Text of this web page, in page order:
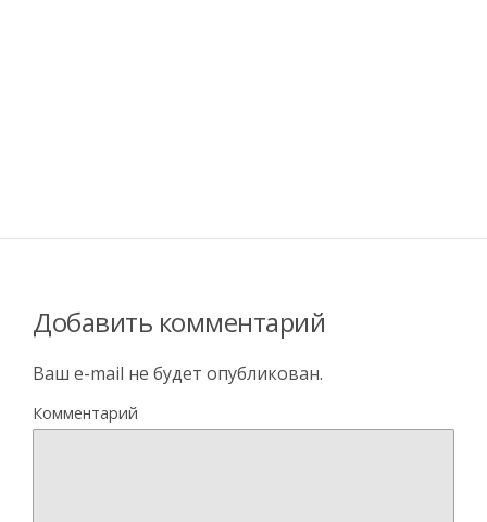
Добавить комментарий
Ваш e-mail не будет опубликован.
Комментарий